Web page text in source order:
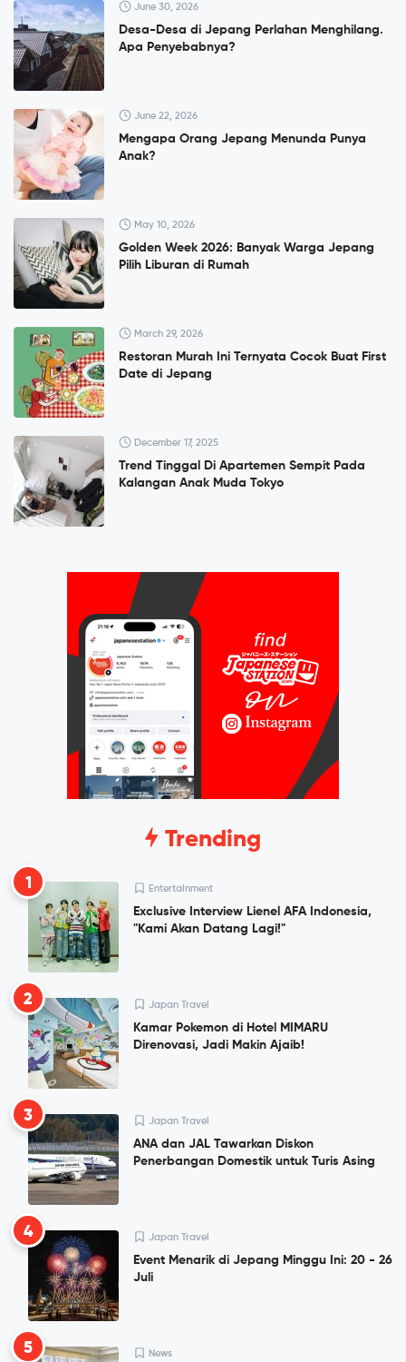
June 30, 2026
Desa-Desa di Jepang Perlahan Menghilang.
Apa Penyebabnya?
June 22, 2026
Mengapa Orang Jepang Menunda Punya
Anak?
May 10, 2026
Golden Week 2026: Banyak Warga Jepang
Pilih Liburan di Rumah
March 29, 2026
Restoran Murah Ini Ternyata Cocok Buat First
Date di Jepang
December 17, 2025
Trend Tinggal Di Apartemen Sempit Pada
Kalangan Anak Muda Tokyo
Trending
1 Entertainment
Exclusive Interview Lienel AFA Indonesia,
"Kami Akan Datang Lagi!"
2 Japan Travel
Kamar Pokemon di Hotel MIMARU
Direnovasi, Jadi Makin Ajaib!
3 Japan Travel
ANA dan JAL Tawarkan Diskon
Penerbangan Domestik untuk Turis Asing
4 Japan Travel
Event Menarik di Jepang Minggu Ini: 20 - 26
Juli
5 News